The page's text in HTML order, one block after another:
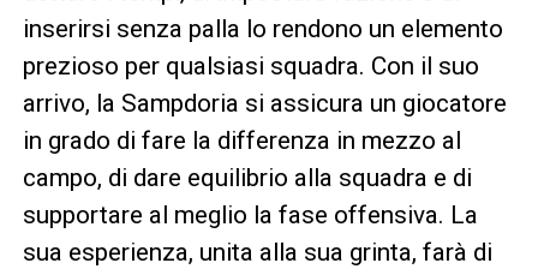
inserirsi senza palla lo rendono un elemento
prezioso per qualsiasi squadra. Con il suo
arrivo, la Sampdoria si assicura un giocatore
in grado di fare la differenza in mezzo al
campo, di dare equilibrio alla squadra e di
supportare al meglio la fase offensiva. La
sua esperienza, unita alla sua grinta, farà di